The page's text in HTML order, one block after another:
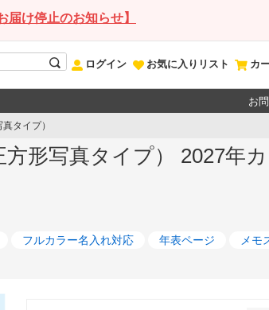
届け停止のお知らせ】
ログイン お気に入りリスト カ
お
タイプ）
形写真タイプ） 2027年
フルカラー名入れ対応 年表ページ メモ